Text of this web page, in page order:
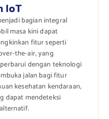
IoT
bagian integral
masa kini dapat
fitur seperti
the-air, yang
dengan teknologi
jalan bagi fitur
kesehatan kendaraan,
dapat mendeteksi